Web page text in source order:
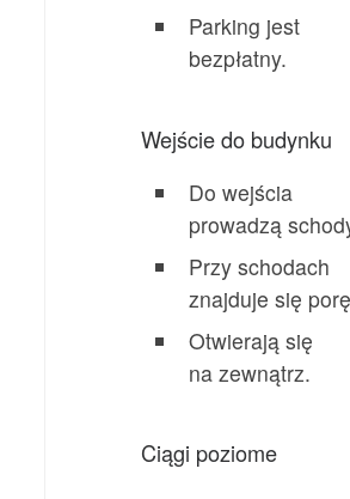
Parking jest
bezpłatny.
Wejście do budynku
Do wejścia
prowadzą
Przy schodach
znajduje się
Otwierają się
na zewnątrz.
Ciągi poziome